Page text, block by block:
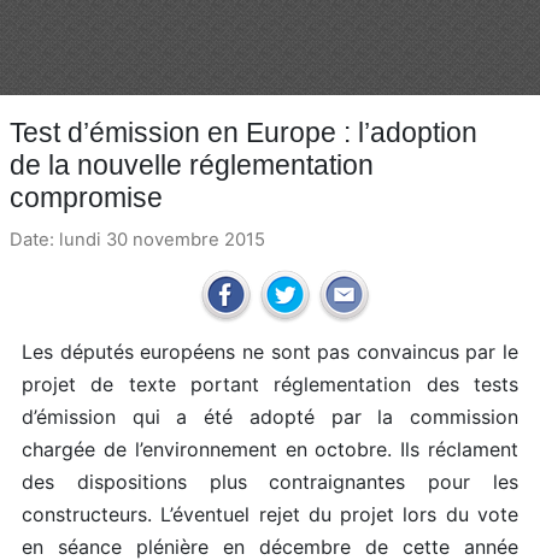
Test d’émission en Europe : l’adoption
de la nouvelle réglementation
compromise
Date: lundi 30 novembre 2015
Les députés européens ne sont pas convaincus par le
projet de texte portant réglementation des tests
d’émission qui a été adopté par la commission
chargée de l’environnement en octobre. Ils réclament
des dispositions plus contraignantes pour les
constructeurs. L’éventuel rejet du projet lors du vote
en séance plénière en décembre de cette année